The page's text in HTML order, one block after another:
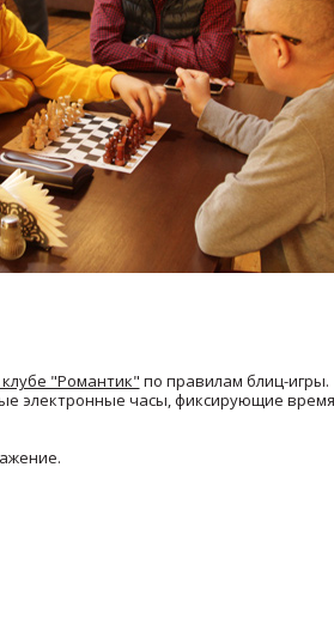
"Романтик" по правилам блиц-игры.
электронные часы, фиксирующие время